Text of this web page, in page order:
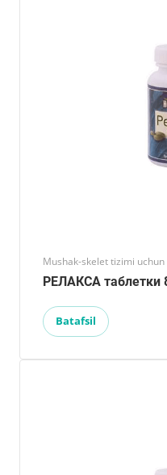
Mushak-skelet tizimi uchun
РЕЛАКСА таблетки
Batafsil